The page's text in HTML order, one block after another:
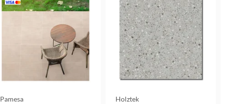
Pamesa
Holztek